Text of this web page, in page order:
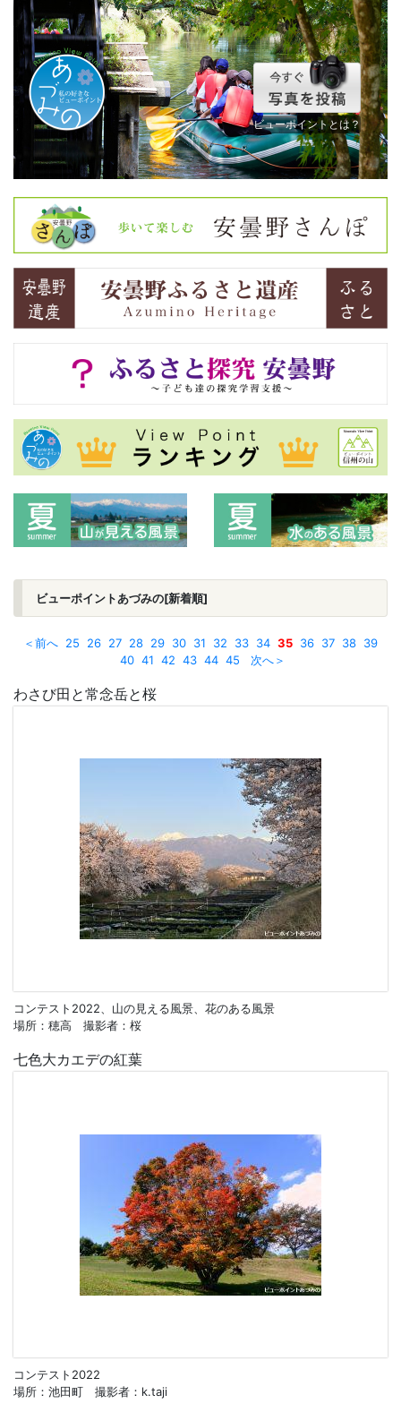
ビューポイントとは？
ビューポイントあづみの[新着順]
＜前へ 25 26 27 28 29 30 31 32 33 34 35 36 37 38 39
40 41 42 43 44 45 次へ＞
わさび田と常念岳と桜
コンテスト2022、山の見える風景、花のある風景
場所：穂高 撮影者：桜
七色大カエデの紅葉
コンテスト2022
場所：池田町 撮影者：k.taji